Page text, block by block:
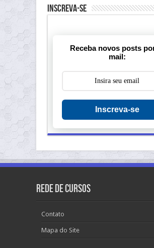
Inscreva-se
Receba novos posts
mail:
Inscreva-se
Rede de Cursos
Contato
Mapa do Site